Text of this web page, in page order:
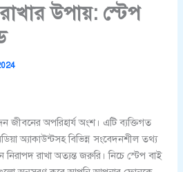
উপায়: স্টেপ
জীবনের অপরিহার্য অংশ। এটি ব্যক্তিগত
অ্যাকাউন্টসহ বিভিন্ন সংবেদনশীল তথ্য
রাখা অত্যন্ত জরুরি। নিচে স্টেপ বাই